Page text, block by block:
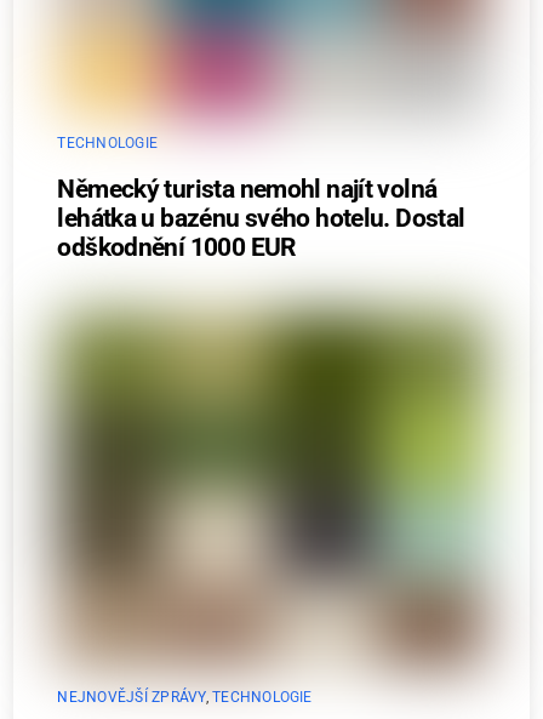
TECHNOLOGIE
Německý turista nemohl najít volná
lehátka u bazénu svého hotelu. Dostal
odškodnění 1000 EUR
NEJNOVĚJŠÍ ZPRÁVY,TECHNOLOGIE